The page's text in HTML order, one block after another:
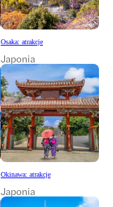
Osaka: atrakcje
Japonia
Okinawa: atrakcje
Japonia